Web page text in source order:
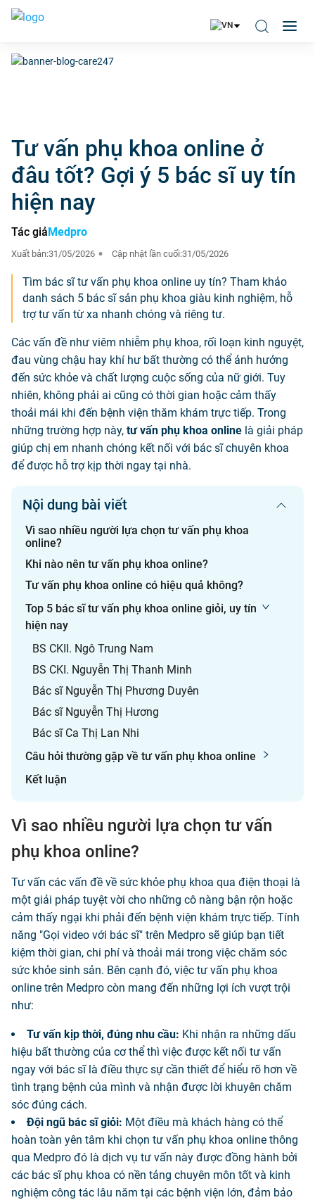
Tư vấn phụ khoa online ở
đâu tốt? Gợi ý 5 bác sĩ uy tín
hiện nay
Tác giảMedpro
Xuất bản:31/05/2026 Cập nhật lần cuối:31/05/2026
Tìm bác sĩ tư vấn phụ khoa online uy tín? Tham khảo
danh sách 5 bác sĩ sản phụ khoa giàu kinh nghiệm, hỗ
trợ tư vấn từ xa nhanh chóng và riêng tư.
Các vấn đề như viêm nhiễm phụ khoa, rối loạn kinh nguyệt,
đau vùng chậu hay khí hư bất thường có thể ảnh hưởng
đến sức khỏe và chất lượng cuộc sống của nữ giới. Tuy
nhiên, không phải ai cũng có thời gian hoặc cảm thấy
thoải mái khi đến bệnh viện thăm khám trực tiếp. Trong
những trường hợp này, tư vấn phụ khoa online là giải pháp
giúp chị em nhanh chóng kết nối với bác sĩ chuyên khoa
để được hỗ trợ kịp thời ngay tại nhà.
Nội dung bài viết
Vì sao nhiều người lựa chọn tư vấn phụ khoa
online?
Khi nào nên tư vấn phụ khoa online?
Tư vấn phụ khoa online có hiệu quả không?
Top 5 bác sĩ tư vấn phụ khoa online giỏi, uy tín
hiện nay
BS CKII. Ngô Trung Nam
BS CKI. Nguyễn Thị Thanh Minh
Bác sĩ Nguyễn Thị Phương Duyên
Bác sĩ Nguyễn Thị Hương
Bác sĩ Ca Thị Lan Nhi
Câu hỏi thường gặp về tư vấn phụ khoa online
Kết luận
Vì sao nhiều người lựa chọn tư vấn
phụ khoa online?
Tư vấn các vấn đề về sức khỏe phụ khoa qua điện thoại là
một giải pháp tuyệt vời cho những cô nàng bận rộn hoặc
cảm thấy ngại khi phải đến bệnh viện khám trực tiếp. Tính
năng "Gọi video với bác sĩ" trên Medpro sẽ giúp bạn tiết
kiệm thời gian, chi phí và thoải mái trong việc chăm sóc
sức khỏe sinh sản. Bên cạnh đó, việc tư vấn phụ khoa
online trên Medpro còn mang đến những lợi ích vượt trội
như:
Tư vấn kịp thời, đúng nhu cầu: Khi nhận ra những dấu
hiệu bất thường của cơ thể thì việc được kết nối tư vấn
ngay với bác sĩ là điều thực sự cần thiết để hiểu rõ hơn về
tình trạng bệnh của mình và nhận được lời khuyên chăm
sóc đúng cách.
Đội ngũ bác sĩ giỏi: Một điều mà khách hàng có thể
hoàn toàn yên tâm khi chọn tư vấn phụ khoa online thông
qua Medpro đó là dịch vụ tư vấn này được đồng hành bởi
các bác sĩ phụ khoa có nền tảng chuyên môn tốt và kinh
nghiệm công tác lâu năm tại các bệnh viện lớn, đảm bảo